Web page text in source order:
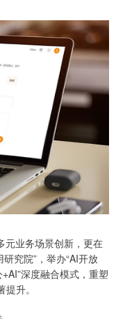
元业务场景创新，更在
究院”，举办“AI开放
深度融合模式，重塑
升。